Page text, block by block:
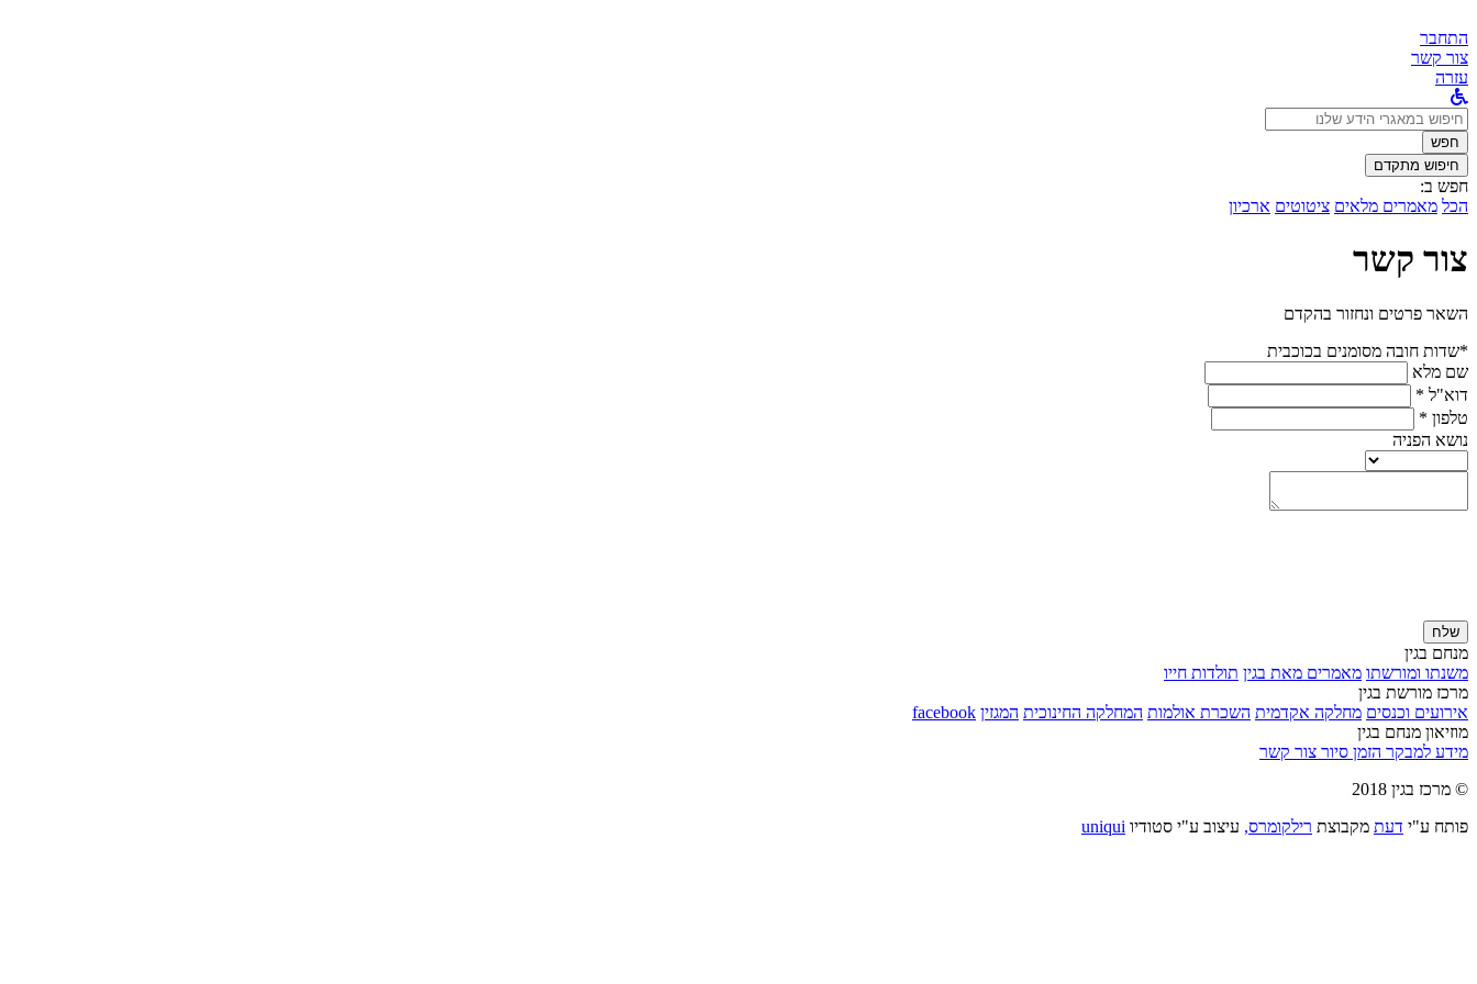
התחבר
צור קשר
עזרה
לחפש
ב:חפש
חיפוש מתקדם
חפש ב:
הכל מאמרים מלאים ציטוטים ארכיון
צור קשר
השאר פרטים ונחזור בהקדם
*שדות חובה מסומנים בכוכבית
שם מלא
דוא"ל *
טלפון *
נושא הפניה
שלח
מנחם בגין
משנתו ומורשתו מאמרים מאת בגין תולדות חייו
מרכז מורשת בגין
אירועים וכנסים מחלקה אקדמית השכרת אולמות המחלקה החינוכית המגזין facebook
מוזיאון מנחם בגין
מידע למבקר הזמן סיור צור קשר
© מרכז בגין 2018
פותח ע"י דעת מקבוצת רילקומרס, עיצוב ע"י סטודיו uniqui